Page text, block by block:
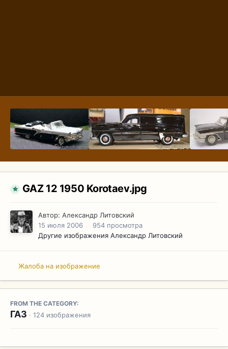
GAZ 12 1950 Korotaev.jpg
Автор: Александр Литовский
15 июля 2006
954 просмотра
Другие изображения Александр Литовский
Жалоба на изображение
FROM THE CATEGORY:
ГАЗ · 124 изображения